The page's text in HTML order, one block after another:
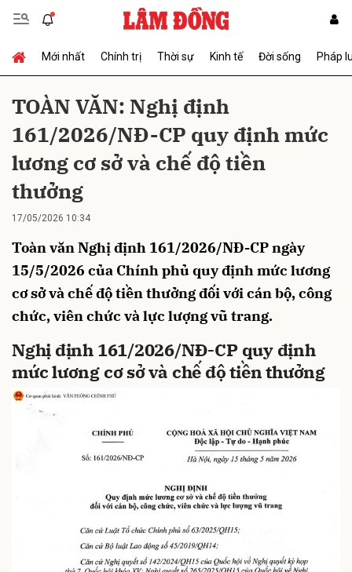
Mới nhất Chính trị Thời sự Kinh tế Đời sống Pháp
TOÀN VĂN: Nghị định
161/2026/NĐ-CP quy định mức
lương cơ sở và chế độ tiền
thưởng
17/05/2026 10:34
Toàn văn Nghị định 161/2026/NĐ-CP ngày
15/5/2026 của Chính phủ quy định mức lương
cơ sở và chế độ tiền thưởng đối với cán bộ, công
chức, viên chức và lực lượng vũ trang.
Nghị định 161/2026/NĐ-CP quy định
mức lương cơ sở và chế độ tiền thưởng
Gửi bình luận